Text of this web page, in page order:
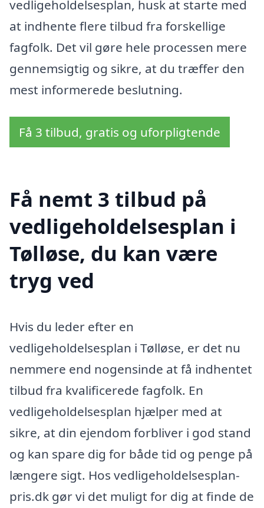
vedligeholdelsesplan, husk at starte med
at indhente flere tilbud fra forskellige
fagfolk. Det vil gøre hele processen mere
gennemsigtig og sikre, at du træffer den
mest informerede beslutning.
Få 3 tilbud, gratis og uforpligtende
Få nemt 3 tilbud på
vedligeholdelsesplan i
Tølløse, du kan være
tryg ved
Hvis du leder efter en
vedligeholdelsesplan i Tølløse, er det nu
nemmere end nogensinde at få indhentet
tilbud fra kvalificerede fagfolk. En
vedligeholdelsesplan hjælper med at
sikre, at din ejendom forbliver i god stand
og kan spare dig for både tid og penge på
længere sigt. Hos vedligeholdelsesplan-
pris.dk gør vi det muligt for dig at finde de